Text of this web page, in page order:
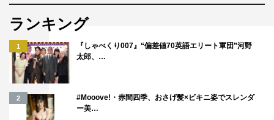
ランキング
1
『しゃべくり007』“偏差値70英語エリート軍団”河野
太郎、…
2
#Mooove!・赤間四季、おさげ髪×ビキニ姿でスレンダ
ー美…